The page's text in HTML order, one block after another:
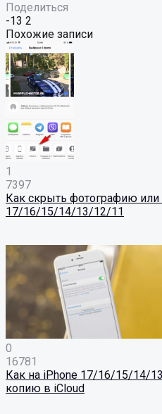
Поделиться
-13 2
Похожие записи
1
7397
Как скрыть фотографию или
17/16/15/14/13/12/11
0
16781
Как на iPhone 17/16/15/14/
копию в iCloud